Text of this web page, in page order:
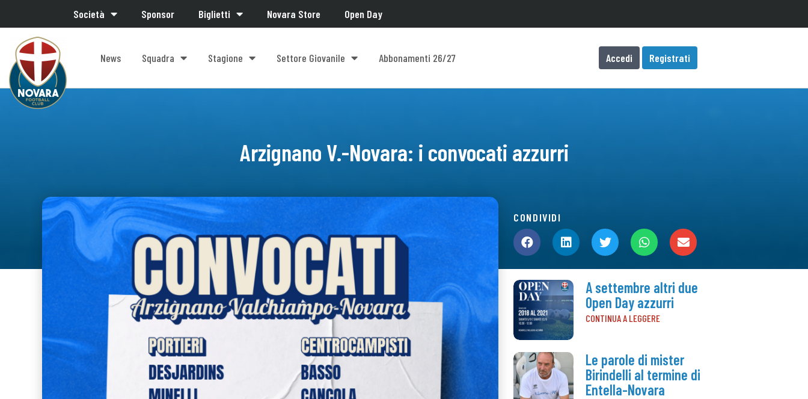
Società Sponsor Biglietti Novara Store Open Day
News Squadra Stagione Settore Giovanile Abbonamenti 26/27 Accedi Registrati
Arzignano V.-Novara: i convocati azzurri
CONDIVIDI
A settembre altri due
Open Day azzurri
CONTINUA A LEGGERE
Le parole di mister
Birindelli al termine di
Entella-Novara